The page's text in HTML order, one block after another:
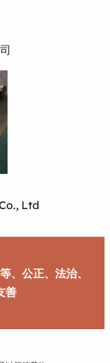
Ltd
、公正、法治、
善